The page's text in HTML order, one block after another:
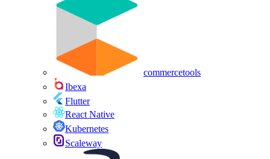
commercetools
Ibexa
Flutter
React Native
Kubernetes
Scaleway